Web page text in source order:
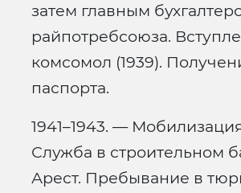
затем главным
райпотребсоюза.
комсомол (1939).
паспорта.
1941–1943. —
Служба в строительном
Арест. Пребывание в